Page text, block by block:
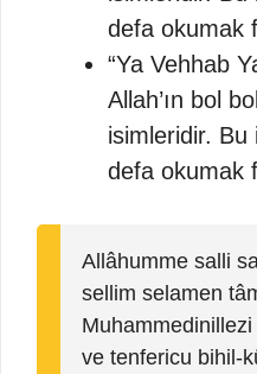
defa okumak
“Ya Vehhab
Allah’ın bol
isimleridir. Bu
defa okumak
Allâhumme salli
sellim selamen
ve tenfericu bihil-